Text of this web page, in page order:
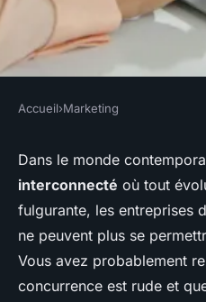
Comment les
services de
peuvent-elles
marketing
des clients?
Accueil›Marketing
Dans le monde
interconnecté où tout
fulgurante, les entreprises
ne peuvent plus se
Vous avez probablement
concurrence est rude et